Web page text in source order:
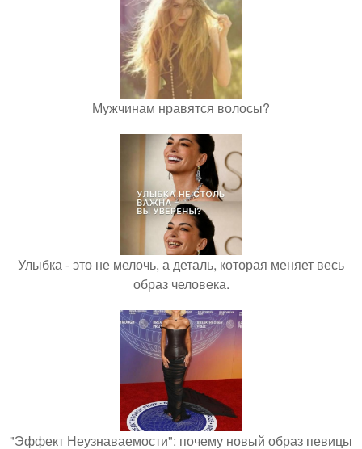
Мужчинам нравятся волосы?
Улыбка - это не мелочь, а деталь, которая меняет весь
образ человека.
"Эффект Неузнаваемости": почему новый образ певицы